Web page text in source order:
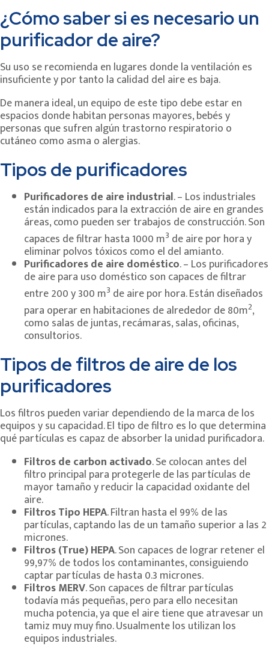
¿Cómo saber si es necesario un
purificador de aire?
Su uso se recomienda en lugares donde la ventilación es
insuficiente y por tanto la calidad del aire es baja.
De manera ideal, un equipo de este tipo debe estar en
espacios donde habitan personas mayores, bebés y
personas que sufren algún trastorno respiratorio o
cutáneo como asma o alergias.
Tipos de purificadores
Purificadores de aire industrial. – Los industriales
están indicados para la extracción de aire en grandes
áreas, como pueden ser trabajos de construcción. Son
capaces de filtrar hasta 1000 m3 de aire por hora y
eliminar polvos tóxicos como el del amianto.
Purificadores de aire doméstico. – Los purificadores
de aire para uso doméstico son capaces de filtrar
entre 200 y 300 m3 de aire por hora. Están diseñados
para operar en habitaciones de alrededor de 80m2,
como salas de juntas, recámaras, salas, oficinas,
consultorios.
Tipos de filtros de aire de los
purificadores
Los filtros pueden variar dependiendo de la marca de los
equipos y su capacidad. El tipo de filtro es lo que determina
qué partículas es capaz de absorber la unidad purificadora.
Filtros de carbon activado. Se colocan antes del
filtro principal para protegerle de las partículas de
mayor tamaño y reducir la capacidad oxidante del
aire.
Filtros Tipo HEPA. Filtran hasta el 99% de las
partículas, captando las de un tamaño superior a las 2
micrones.
Filtros (True) HEPA. Son capaces de lograr retener el
99,97% de todos los contaminantes, consiguiendo
captar partículas de hasta 0.3 micrones.
Filtros MERV. Son capaces de filtrar partículas
todavía más pequeñas, pero para ello necesitan
mucha potencia, ya que el aire tiene que atravesar un
tamiz muy muy fino. Usualmente los utilizan los
equipos industriales.